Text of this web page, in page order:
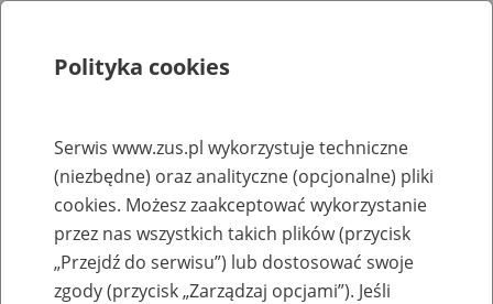
Rejestry, ewidencje i archiwa
Baza zlikwidowanych lub
przekształconych zakładów pracy
Polityka cookies
Serwis www.zus.pl wykorzystuje techniczne
(niezbędne) oraz analityczne (opcjonalne) pliki
cookies. Możesz zaakceptować wykorzystanie
przez nas wszystkich takich plików (przycisk
„Przejdź do serwisu”) lub dostosować swoje
zgody (przycisk „Zarządzaj opcjami”). Jeśli